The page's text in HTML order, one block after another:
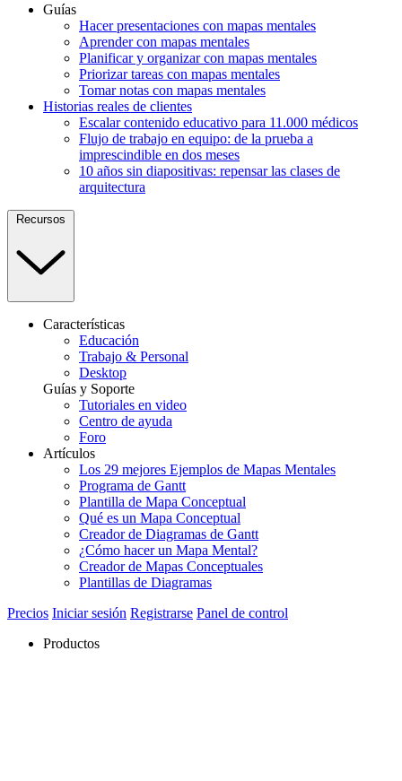
Guías
Hacer presentaciones con mapas mentales
Aprender con mapas mentales
Planificar y organizar con mapas mentales
Priorizar tareas con mapas mentales
Tomar notas con mapas mentales
Historias reales de clientes
Escalar contenido educativo para 11.000 médicos
Flujo de trabajo en equipo: de la prueba a
imprescindible en dos meses
10 años sin diapositivas: repensar las clases de
arquitectura
Recursos
Características
Educación
Trabajo & Personal
Desktop
Guías y Soporte
Tutoriales en video
Centro de ayuda
Foro
Artículos
Los 29 mejores Ejemplos de Mapas Mentales
Programa de Gantt
Plantilla de Mapa Conceptual
Qué es un Mapa Conceptual
Creador de Diagramas de Gantt
¿Cómo hacer un Mapa Mental?
Creador de Mapas Conceptuales
Plantillas de Diagramas
Precios Iniciar sesión Registrarse Panel de control
Productos